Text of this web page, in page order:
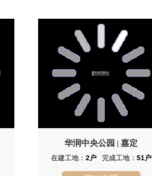
高尔夫球场。
华润中央公园 |嘉定
在建工地： 2户 完成工地： 51户